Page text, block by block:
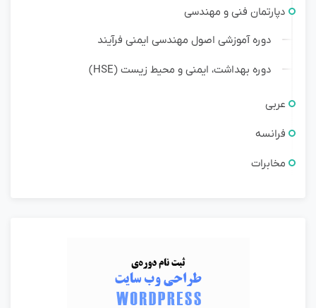
دپارتمان فنی و مهندسی
دوره آموزشی اصول مهندسی ایمنی فرآیند
دوره بهداشت، ایمنی و محیط زیست (HSE)
عربی
فرانسه
مخابرات